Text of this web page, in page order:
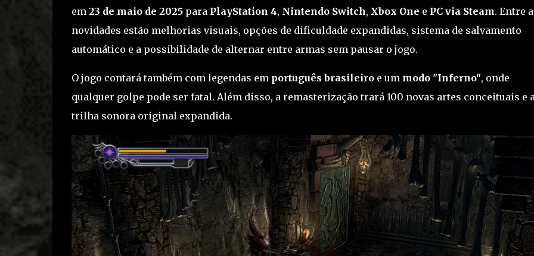
em 23 de maio de 2025para PlayStation 4, Nintendo Switch, Xbox One e PC via Steam. Entre
novidades estão melhorias visuais, opções de dificuldade expandidas, sistema de salvamento
automático e a possibilidade de alternar entre armas sem pausar o jogo.
O jogo contará também com legendas em português brasileiroe um modo "Inferno", onde
qualquer golpe pode ser fatal. Além disso, a remasterização trará 100 novas artes conceituais e a
trilha sonora original expandida.